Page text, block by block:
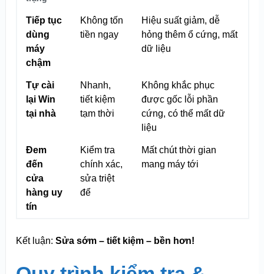
Tiếp tục
dùng
máy
chậm
Không tốn
tiền ngay
Hiệu suất giảm, dễ
hỏng thêm ổ cứng, mất
dữ liệu
Tự cài
lại Win
tại nhà
Nhanh,
tiết kiệm
tạm thời
Không khắc phục
được gốc lỗi phần
cứng, có thể mất dữ
liệu
Đem
đến
cửa
hàng uy
tín
Kiểm tra
chính xác,
sửa triệt
để
Mất chút thời gian
mang máy tới
Kết luận: Sửa sớm – tiết kiệm – bền hơn!